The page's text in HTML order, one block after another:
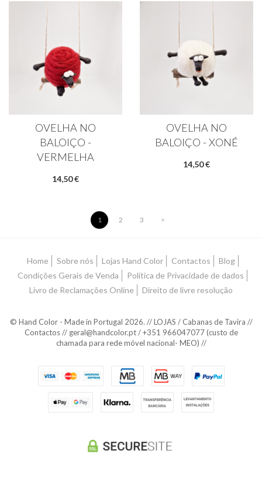
OVELHA NO
BALOIÇO -
VERMELHA
14,50 €
OVELHA NO
BALOIÇO - XONÉ
14,50 €
1 2 3 >
Home Sobre nós Lojas Hand Color Contactos
Blog
Condições Gerais de Venda
Política de Privacidade de dados
Livro de Reclamações Online
Direito de livre resolução
© Hand Color - Made in Portugal 2026. // LOJAS / Cabanas de Tavira //
Contactos // geral@handcolor.pt / +351 966047077 (custo de
chamada para rede móvel nacional- MEO) //